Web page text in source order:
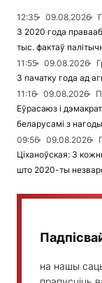
12:35 09.08.2026
З 2020 года
тыс. фактаў
11:55
09.08.2026
З пачатку года ад
11:16
09.08.2026
Еўрасаюз і
беларусамі з
09:56
09.08.2026
Ціханоўская: З
што 2020-ты
на нашы